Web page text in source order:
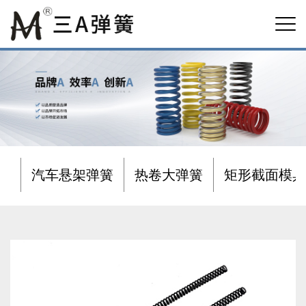
汽车悬架弹簧 热卷大弹簧 矩形截面模